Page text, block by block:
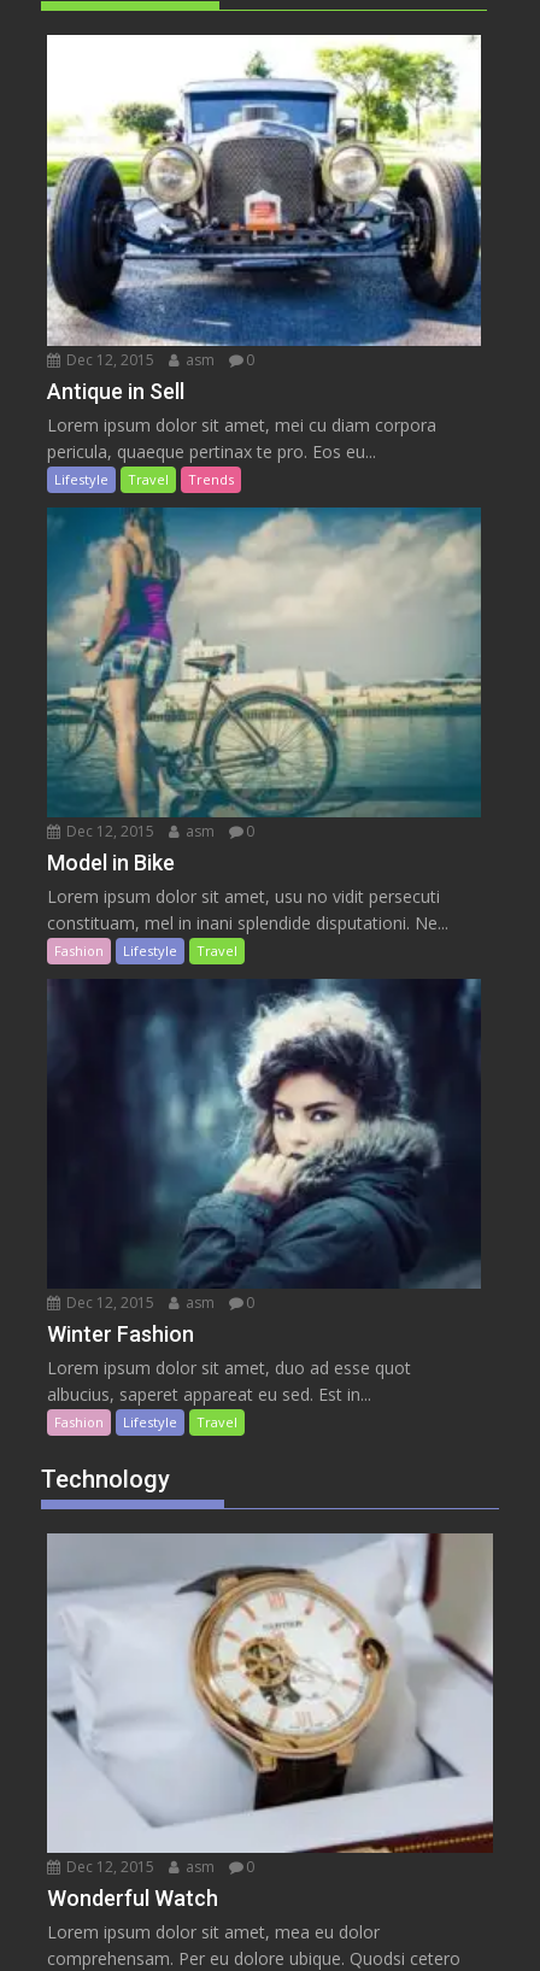
Dec 12, 2015 asm 0
Antique in Sell
Lorem ipsum dolor sit amet, mei cu diam corpora
pericula, quaeque pertinax te pro. Eos eu...
Lifestyle Travel Trends
Dec 12, 2015 asm 0
Model in Bike
Lorem ipsum dolor sit amet, usu no vidit persecuti
constituam, mel in inani splendide disputationi. Ne...
Fashion Lifestyle Travel
Dec 12, 2015 asm 0
Winter Fashion
Lorem ipsum dolor sit amet, duo ad esse quot
albucius, saperet appareat eu sed. Est in...
Fashion Lifestyle Travel
Technology
Dec 12, 2015 asm 0
Wonderful Watch
Lorem ipsum dolor sit amet, mea eu dolor
comprehensam. Per eu dolore ubique. Quodsi cetero